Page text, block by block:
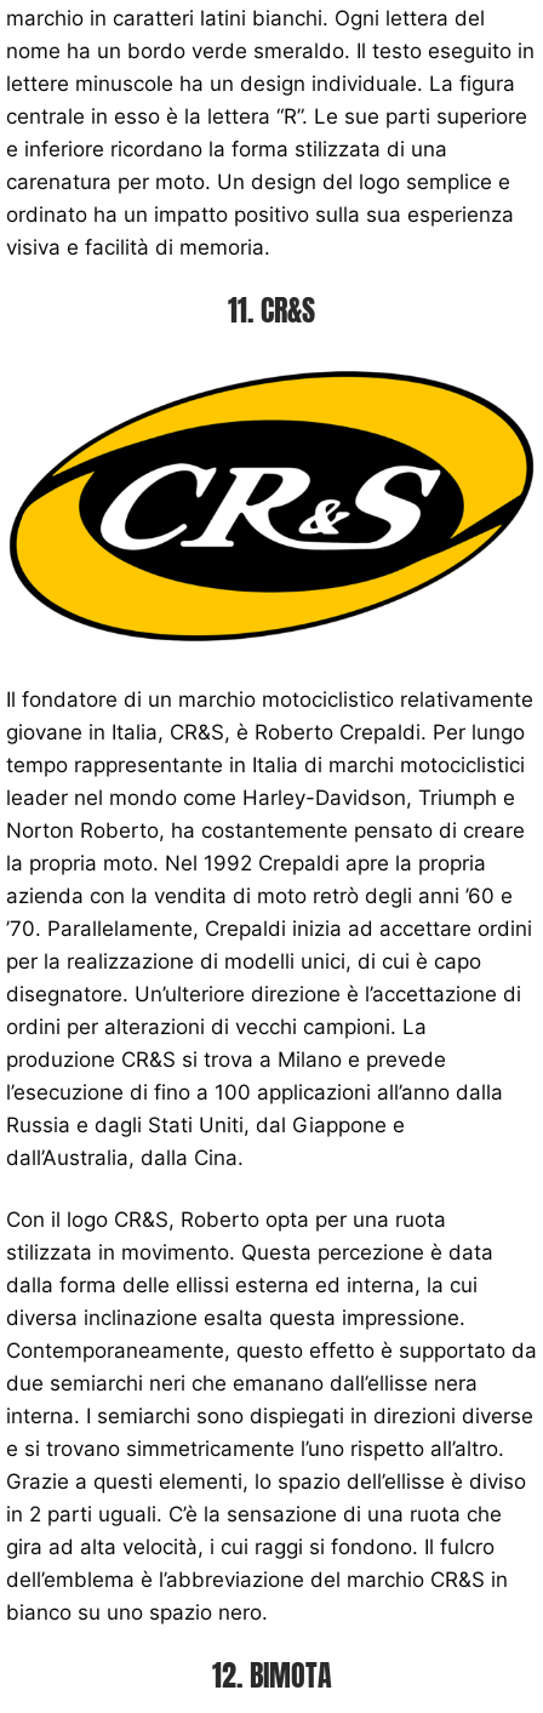
marchio in caratteri latini bianchi. Ogni lettera del
nome ha un bordo verde smeraldo. Il testo eseguito in
lettere minuscole ha un design individuale. La figura
centrale in esso è la lettera “R”. Le sue parti superiore
e inferiore ricordano la forma stilizzata di una
carenatura per moto. Un design del logo semplice e
ordinato ha un impatto positivo sulla sua esperienza
visiva e facilità di memoria.
11. CR&S
Il fondatore di un marchio motociclistico relativamente
giovane in Italia, CR&S, è Roberto Crepaldi. Per lungo
tempo rappresentante in Italia di marchi motociclistici
leader nel mondo come Harley-Davidson, Triumph e
Norton Roberto, ha costantemente pensato di creare
la propria moto. Nel 1992 Crepaldi apre la propria
azienda con la vendita di moto retrò degli anni ’60 e
’70. Parallelamente, Crepaldi inizia ad accettare ordini
per la realizzazione di modelli unici, di cui è capo
disegnatore. Un’ulteriore direzione è l’accettazione di
ordini per alterazioni di vecchi campioni. La
produzione CR&S si trova a Milano e prevede
l’esecuzione di fino a 100 applicazioni all’anno dalla
Russia e dagli Stati Uniti, dal Giappone e
dall’Australia, dalla Cina.
Con il logo CR&S, Roberto opta per una ruota
stilizzata in movimento. Questa percezione è data
dalla forma delle ellissi esterna ed interna, la cui
diversa inclinazione esalta questa impressione.
Contemporaneamente, questo effetto è supportato da
due semiarchi neri che emanano dall’ellisse nera
interna. I semiarchi sono dispiegati in direzioni diverse
e si trovano simmetricamente l’uno rispetto all’altro.
Grazie a questi elementi, lo spazio dell’ellisse è diviso
in 2 parti uguali. C’è la sensazione di una ruota che
gira ad alta velocità, i cui raggi si fondono. Il fulcro
dell’emblema è l’abbreviazione del marchio CR&S in
bianco su uno spazio nero.
12. BIMOTA